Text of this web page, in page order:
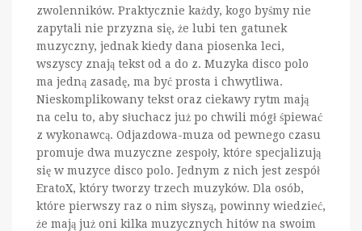
zwolenników. Praktycznie każdy, kogo byśmy nie
zapytali nie przyzna się, że lubi ten gatunek
muzyczny, jednak kiedy dana piosenka leci,
wszyscy znają tekst od a do z. Muzyka disco polo
ma jedną zasadę, ma być prosta i chwytliwa.
Nieskomplikowany tekst oraz ciekawy rytm mają
na celu to, aby słuchacz już po chwili mógł śpiewać
z wykonawcą. Odjazdowa-muza od pewnego czasu
promuje dwa muzyczne zespoły, które specjalizują
się w muzyce disco polo. Jednym z nich jest zespół
EratoX, który tworzy trzech muzyków. Dla osób,
które pierwszy raz o nim słyszą, powinny wiedzieć,
że mają już oni kilka muzycznych hitów na swoim